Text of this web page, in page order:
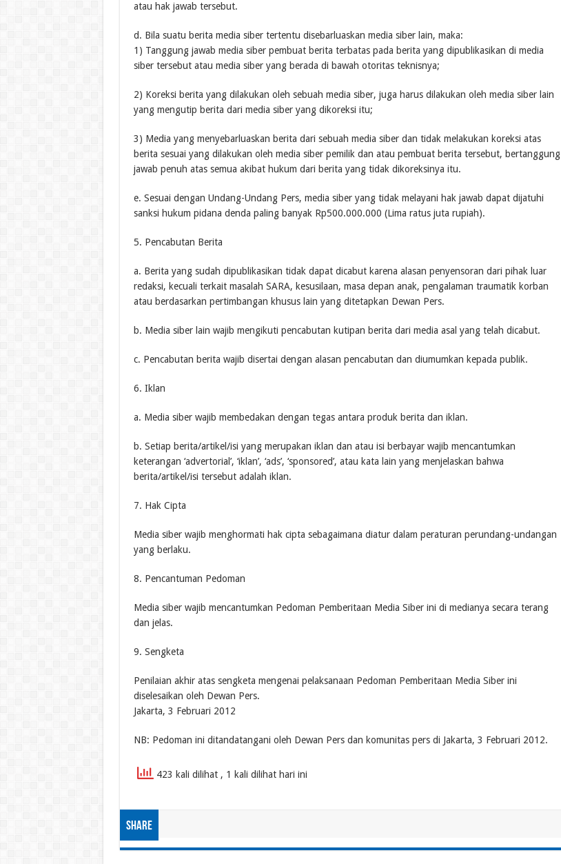
atau hak jawab tersebut.
d. Bila suatu berita media siber tertentu disebarluaskan media siber lain, maka:
1) Tanggung jawab media siber pembuat berita terbatas pada berita yang dipublikasikan di media
siber tersebut atau media siber yang berada di bawah otoritas teknisnya;
2) Koreksi berita yang dilakukan oleh sebuah media siber, juga harus dilakukan oleh media siber lain
yang mengutip berita dari media siber yang dikoreksi itu;
3) Media yang menyebarluaskan berita dari sebuah media siber dan tidak melakukan koreksi atas
berita sesuai yang dilakukan oleh media siber pemilik dan atau pembuat berita tersebut, bertanggung
jawab penuh atas semua akibat hukum dari berita yang tidak dikoreksinya itu.
e. Sesuai dengan Undang-Undang Pers, media siber yang tidak melayani hak jawab dapat dijatuhi
sanksi hukum pidana denda paling banyak Rp500.000.000 (Lima ratus juta rupiah).
5. Pencabutan Berita
a. Berita yang sudah dipublikasikan tidak dapat dicabut karena alasan penyensoran dari pihak luar
redaksi, kecuali terkait masalah SARA, kesusilaan, masa depan anak, pengalaman traumatik korban
atau berdasarkan pertimbangan khusus lain yang ditetapkan Dewan Pers.
b. Media siber lain wajib mengikuti pencabutan kutipan berita dari media asal yang telah dicabut.
c. Pencabutan berita wajib disertai dengan alasan pencabutan dan diumumkan kepada publik.
6. Iklan
a. Media siber wajib membedakan dengan tegas antara produk berita dan iklan.
b. Setiap berita/artikel/isi yang merupakan iklan dan atau isi berbayar wajib mencantumkan
keterangan ‘advertorial’, ‘iklan’, ‘ads’, ‘sponsored’, atau kata lain yang menjelaskan bahwa
berita/artikel/isi tersebut adalah iklan.
7. Hak Cipta
Media siber wajib menghormati hak cipta sebagaimana diatur dalam peraturan perundang-undangan
yang berlaku.
8. Pencantuman Pedoman
Media siber wajib mencantumkan Pedoman Pemberitaan Media Siber ini di medianya secara terang
dan jelas.
9. Sengketa
Penilaian akhir atas sengketa mengenai pelaksanaan Pedoman Pemberitaan Media Siber ini
diselesaikan oleh Dewan Pers.
Jakarta, 3 Februari 2012
NB: Pedoman ini ditandatangani oleh Dewan Pers dan komunitas pers di Jakarta, 3 Februari 2012.
423 kali dilihat , 1 kali dilihat hari ini
Share